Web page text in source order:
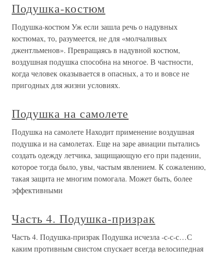
Подушка-костюм
Подушка-костюм Уж если зашла речь о надувных
костюмах, то, разумеется, не для «молчаливых
джентльменов». Превращаясь в надувной костюм,
воздушная подушка способна на многое. В частности,
когда человек оказывается в опасных, а то и вовсе не
пригодных для жизни условиях.
Подушка на самолете
Подушка на самолете Находит применение воздушная
подушка и на самолетах. Еще на заре авиации пытались
создать одежду летчика, защищающую его при падении,
которое тогда было, увы, частым явлением. К сожалению,
такая защита не многим помогала. Может быть, более
эффективными
Часть 4. Подушка-призрак
Часть 4. Подушка-призрак Подушка исчезла -с-с-с…С
каким противным свистом спускает всегда велосипедная